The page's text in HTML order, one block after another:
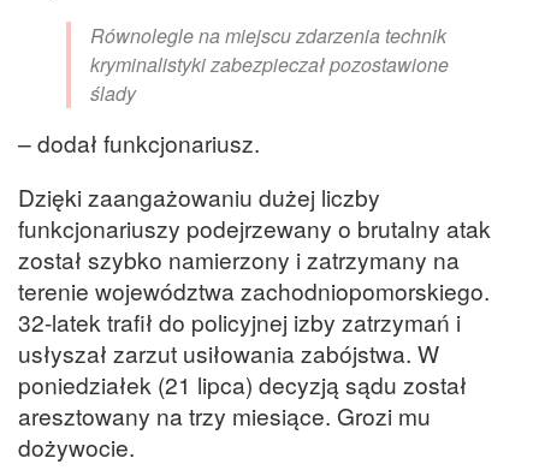
Równolegle na miejscu zdarzenia technik
kryminalistyki zabezpieczał pozostawione
ślady
– dodał funkcjonariusz.
Dzięki zaangażowaniu dużej liczby
funkcjonariuszy podejrzewany o brutalny atak
został szybko namierzony i zatrzymany na
terenie województwa zachodniopomorskiego.
32-latek trafił do policyjnej izby zatrzymań i
usłyszał zarzut usiłowania zabójstwa. W
poniedziałek (21 lipca) decyzją sądu został
aresztowany na trzy miesiące. Grozi mu
dożywocie.